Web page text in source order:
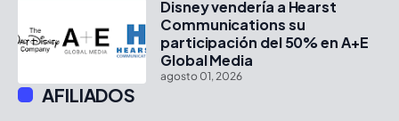
Disney vendería a Hearst
Communications su
participación del 50% en A+E
Global Media
agosto 01, 2026
AFILIADOS